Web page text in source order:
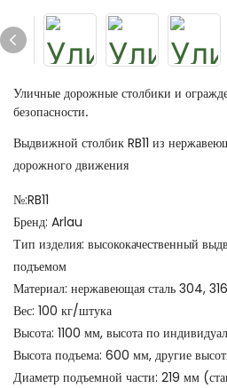
Уличные дорожные столбики и
безопасности.
Выдвижной столбик RB11 из
дорожного движения
№:RB11
Бренд: Arlau
Тип изделия: высококачественный
подъемом
Материал: нержавеющая сталь 304,
Вес: 100 кг/штука
Высота: 1100 мм, высота по
Высота подъема: 600 мм, другие
Диаметр подъемной части: 219 мм